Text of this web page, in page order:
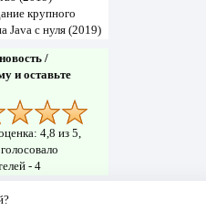
крупного
Java с нуля (2019)
/
и оставьте
4,8 из 5,
-4